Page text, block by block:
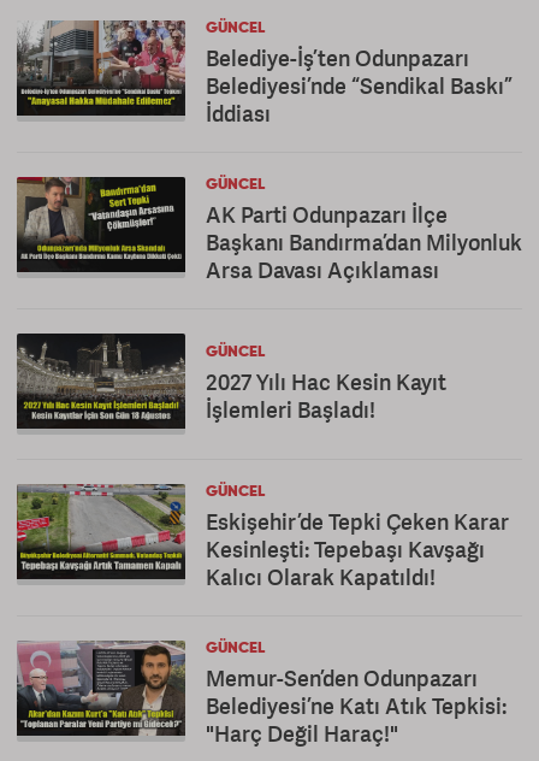
GÜNCEL
Belediye-İş’ten Odunpazarı
Belediyesi’nde “Sendikal Baskı”
İddiası
GÜNCEL
AK Parti Odunpazarı İlçe
Başkanı Bandırma’dan Milyonluk
Arsa Davası Açıklaması
GÜNCEL
2027 Yılı Hac Kesin Kayıt
İşlemleri Başladı!
GÜNCEL
Eskişehir’de Tepki Çeken Karar
Kesinleşti: Tepebaşı Kavşağı
Kalıcı Olarak Kapatıldı!
GÜNCEL
Memur-Sen’den Odunpazarı
Belediyesi’ne Katı Atık Tepkisi:
"Harç Değil Haraç!"